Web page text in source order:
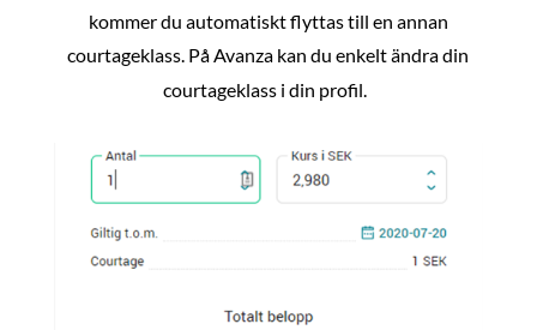
kommer du automatiskt flyttas till en annan
courtageklass. På Avanza kan du enkelt ändra din
courtageklass i din profil.